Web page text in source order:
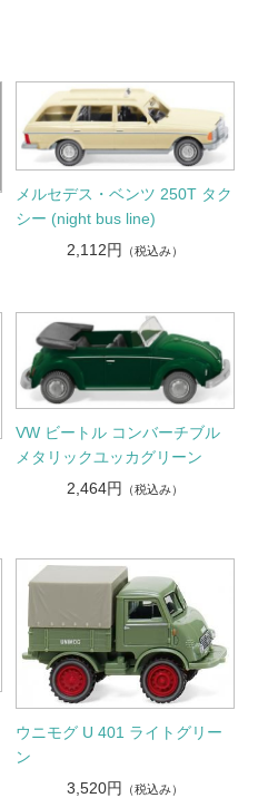
メルセデス・ベンツ 250T タク
シー (night bus line)
2,112円
（税込み）
VW ビートル コンバーチブル
メタリックユッカグリーン
2,464円
（税込み）
ウニモグ U 401 ライトグリー
ン
3,520円
（税込み）